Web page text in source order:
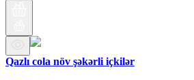
Qazlı cola növ şəkərli içkilər